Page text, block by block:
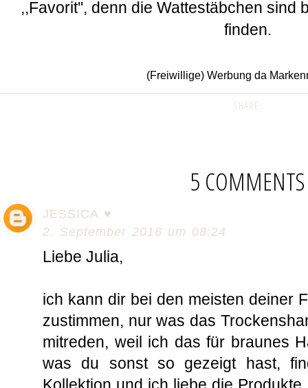
,,Favorit'', denn die Wattestäbchen sind
finden.
(Freiwillige) Werbung da
SHARE:
5 COMMENTS
JESSICA ♥
2. September 2016 um 08:24
Liebe Julia,
ich kann dir bei den meisten deiner
zustimmen, nur was das
mitreden, weil ich das für braunes
was du sonst so gezeigt hast,